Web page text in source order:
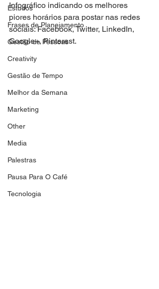
Estudos
Frases de Planejamento
Gestão de Pessoas
Creativity
Gestão de Tempo
Melhor da Semana
Marketing
Other
Media
Palestras
Pausa Para O Café
Tecnologia
Infográfico indicando os melhores
piores horários para postar nas redes
sociais: Facebook, Twitter, LinkedIn,
Google+, Pinterest.